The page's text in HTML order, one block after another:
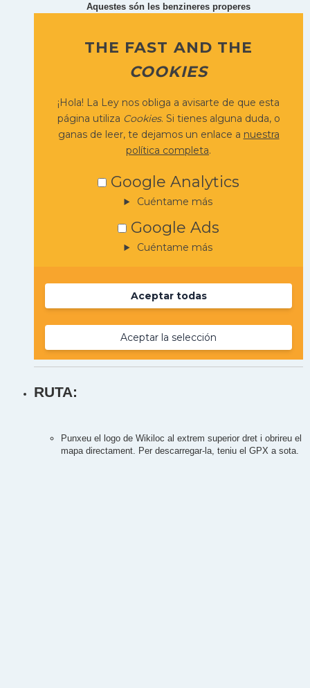
Aquestes són les benzineres properes
RUTA:
Punxeu el logo de Wikiloc al extrem superior dret i obrireu el
mapa directament. Per descarregar-la, teniu el GPX a sota.